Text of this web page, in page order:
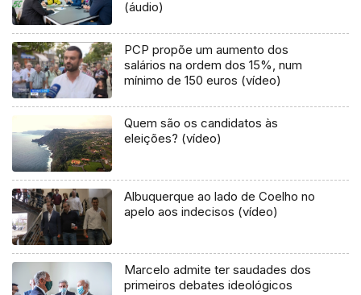
(áudio)
PCP propõe um aumento dos
salários na ordem dos 15%, num
mínimo de 150 euros (vídeo)
Quem são os candidatos às
eleições? (vídeo)
Albuquerque ao lado de Coelho no
apelo aos indecisos (vídeo)
Marcelo admite ter saudades dos
primeiros debates ideológicos